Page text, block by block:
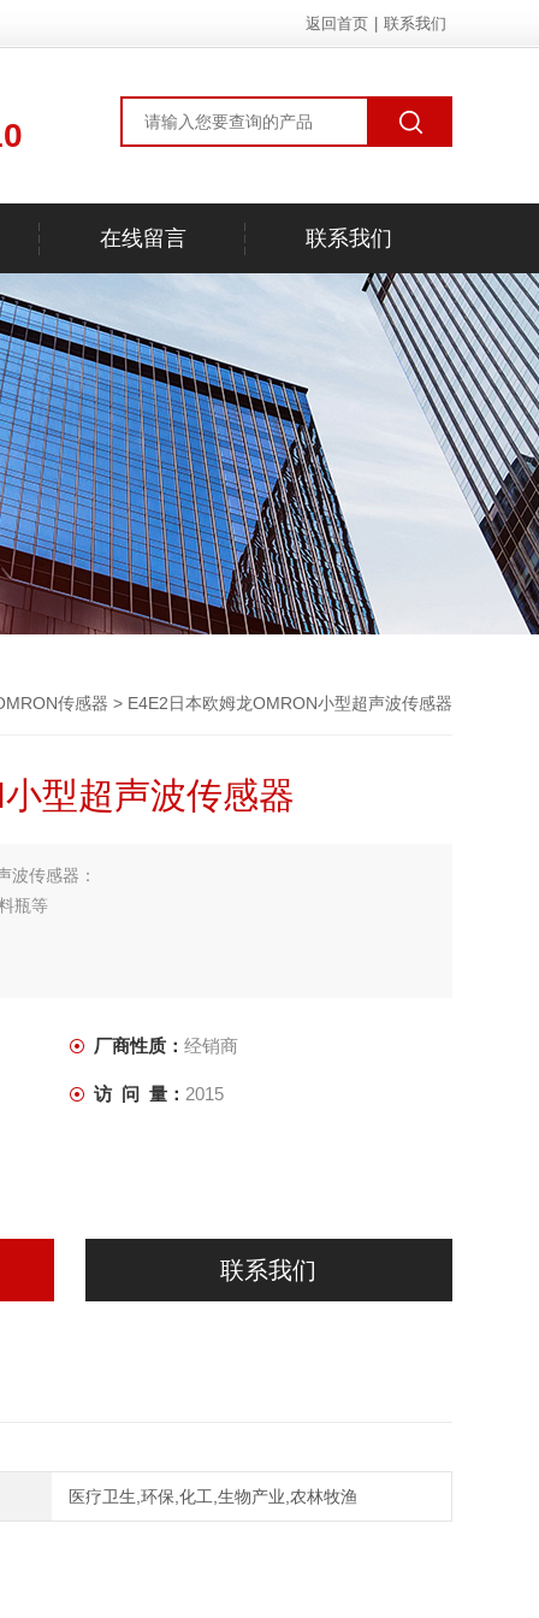
返回首页 联系我们
在线留言 联系我们
传感器 > E4E2日本欧姆龙OMRON小型超声波传感器
型超声波传感器
波传感器：
瓶等
厂商性质： 经销商
访 问 量： 2015
联系我们
医疗卫生,环保,化工,生物产业,农林牧渔